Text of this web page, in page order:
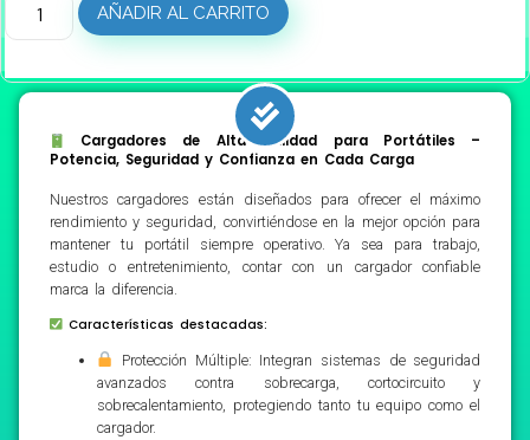
AÑADIR AL CARRITO
Cargadores de Alta Calidad para Portátiles –
Potencia, Seguridad y Confianza en Cada Carga
Nuestros cargadores están diseñados para ofrecer el máximo
rendimiento y seguridad, convirtiéndose en la mejor opción para
mantener tu portátil siempre operativo. Ya sea para trabajo,
estudio o entretenimiento, contar con un cargador confiable
marca la diferencia.
Características destacadas:
Protección Múltiple: Integran sistemas de seguridad
avanzados contra sobrecarga, cortocircuito y
sobrecalentamiento, protegiendo tanto tu equipo como el
cargador.